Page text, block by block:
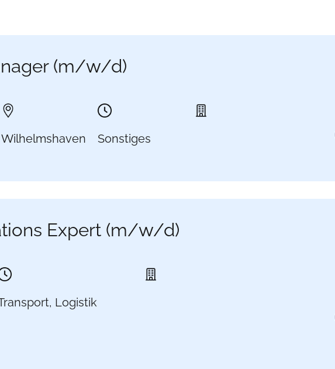
(m/w/d)
Wilhelmshaven Sonstiges
Expert (m/w/d)
Logistik